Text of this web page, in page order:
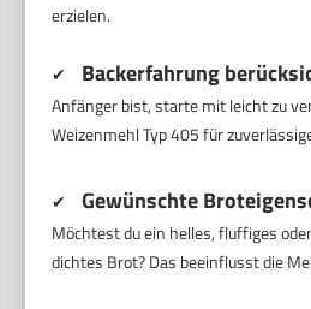
erzielen.
✔ Backerfahrung
Anfänger bist, starte mit leicht zu
Weizenmehl Typ 405 für
✔ Gewünschte
Möchtest du ein helles, fluffiges
dichtes Brot? Das beeinflusst die